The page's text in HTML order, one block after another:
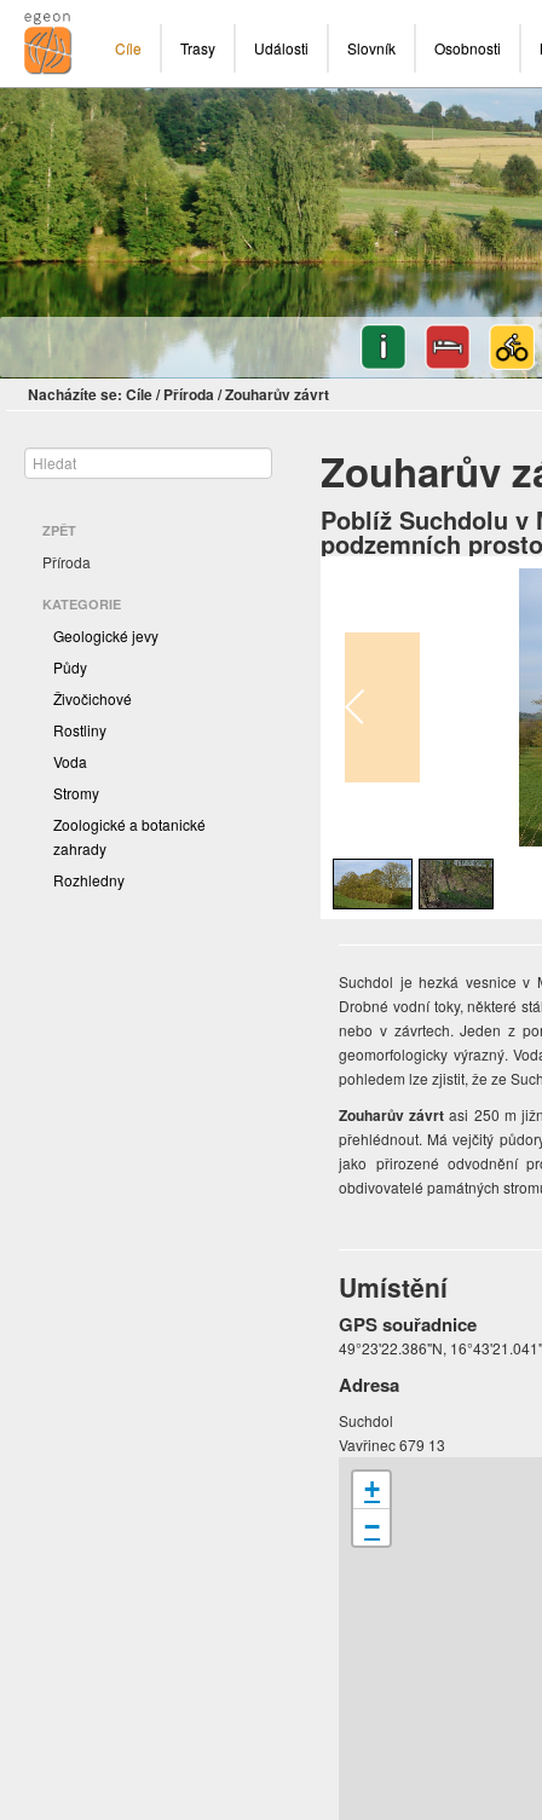
Cíle Trasy Události Slovník Osobnosti
Nacházíte se: Cíle/ Příroda/Zouharův závrt
ZPĚT
Příroda
KATEGORIE
Geologické jevy
Půdy
Živočichové
Rostliny
Voda
Stromy
Zoologické a botanické
zahrady
Rozhledny
Zouharův
Poblíž Suchdolu v
podzemních
Suchdol je hezká vesnice v
Drobné vodní toky, některé
nebo v závrtech. Jeden z
geomorfologicky výrazný.
pohledem lze zjistit, že ze
Zouharův závrtasi 250 m
přehlédnout. Má vejčitý
jako přirozené odvodnění
obdivovatelé památných
Umístění
GPS souřadnice
49°23'22.386"N,
Adresa
Suchdol
Vavřinec 679 13
+
−